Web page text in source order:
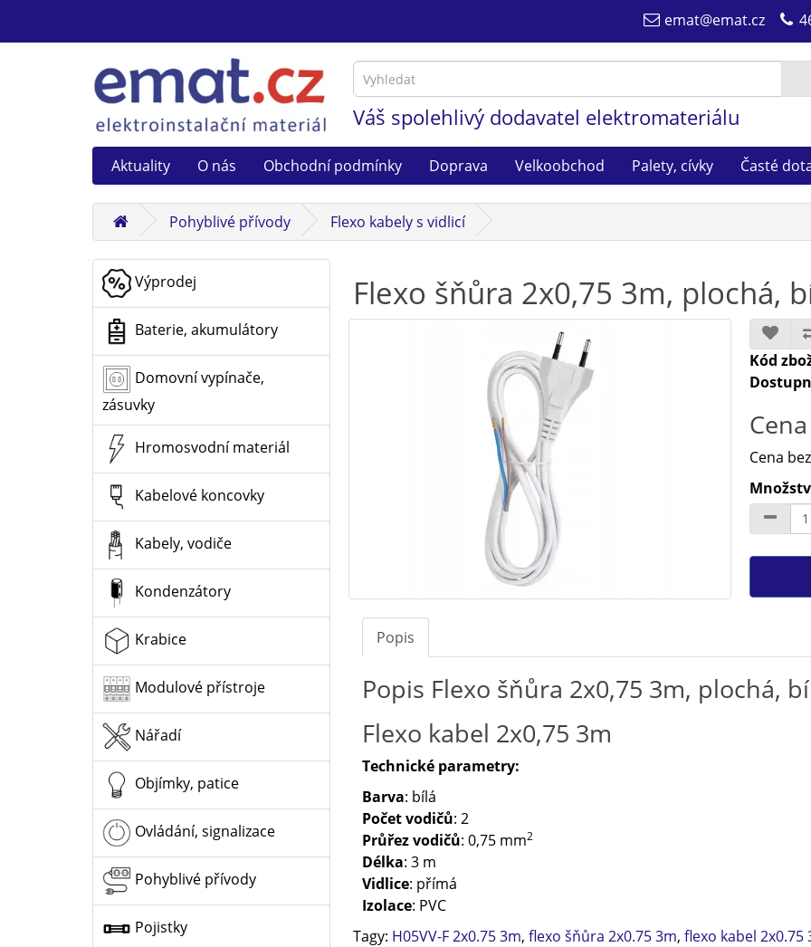
emat@emat.cz
Váš spolehlivý dodavatel elektromateriálu
Aktuality O nás Obchodní podmínky Doprava Velkoobchod Palety, cívky Časté
Pohyblivé přívody Flexo kabely s vidlicí
Výprodej
Baterie, akumulátory
Domovní vypínače,
zásuvky
Hromosvodní materiál
Kabelové koncovky
Kabely, vodiče
Kondenzátory
Krabice
Modulové přístroje
Nářadí
Objímky, patice
Ovládání, signalizace
Pohyblivé přívody
Pojistky
Flexo šňůra 2x0,75 3m, plochá,
Kód
Cena
Popis
Popis Flexo šňůra 2x0,75 3m, plochá,
Flexo kabel 2x0,75 3m
Technické parametry:
Barva: bílá
Počet vodičů: 2
Průřez vodičů: 0,75 mm2
Délka: 3 m
Vidlice: přímá
Izolace: PVC
Tagy: H05VV-F 2x0.75 3m, flexo šňůra 2x0.75 3m, flexo kabel 2x0.75